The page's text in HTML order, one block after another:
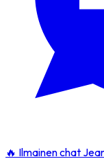
🔥 Ilmainen chat